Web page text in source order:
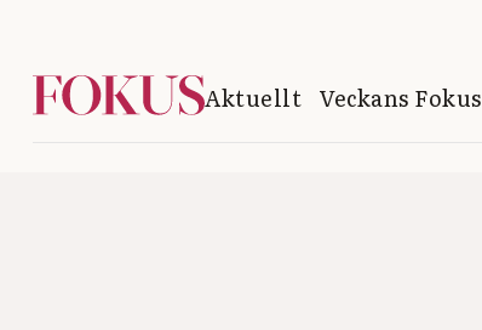
Aktuellt Veckans Fokus